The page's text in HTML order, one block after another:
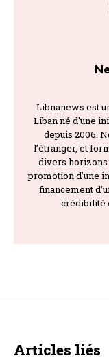
Libnanews est
Liban né d'une
depuis 2006.
l’étranger, et
divers
promotion d’une
financement
crédibilité
Articles liés